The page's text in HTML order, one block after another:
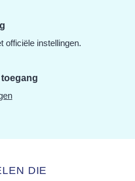
officiële instellingen.
DIE